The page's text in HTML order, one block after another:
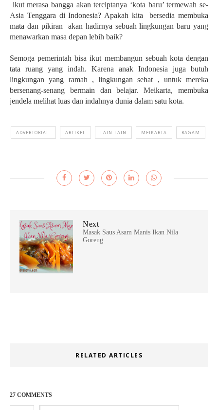
ikut merasa bangga akan terciptanya ‘kota baru’ termewah se-
Asia Tenggara di Indonesia? Apakah kita bersedia membuka
mata dan pikiran akan hadirnya sebuah lingkungan baru yang
menawarkan masa depan lebih baik?
Semoga pemerintah bisa ikut membangun sebuah kota dengan
tata ruang yang indah. Karena anak Indonesia juga butuh
lingkungan yang ramah , lingkungan sehat , untuk mereka
bersenang-senang bermain dan belajar. Meikarta, membuka
jendela melihat luas dan indahnya dunia dalam satu kota.
ADVERTORIAL. ARTIKEL LAIN-LAIN MEIKARTA RAGAM
Next
Masak Saus Asam Manis Ikan Nila
Goreng
RELATED ARTICLES
27 COMMENTS